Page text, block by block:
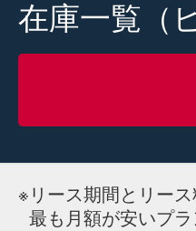
在庫一覧（
※ リース期間とリー
最も月額が安いプラ